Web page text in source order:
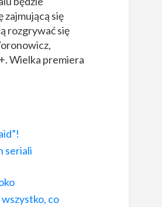
zajmującą się
rozgrywać się
Wielka premiera
seriali
co